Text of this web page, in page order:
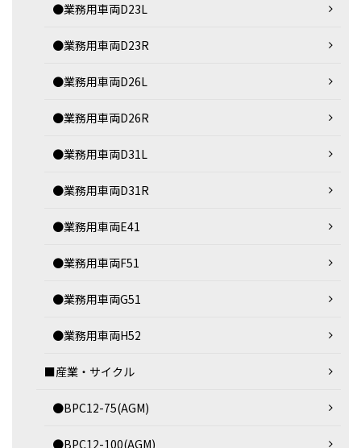
●業務用車両D23L
●業務用車両D23R
●業務用車両D26L
●業務用車両D26R
●業務用車両D31L
●業務用車両D31R
●業務用車両E41
●業務用車両F51
●業務用車両G51
●業務用車両H52
■産業・サイクル
●BPC12-75(AGM)
●BPC12-100(AGM)